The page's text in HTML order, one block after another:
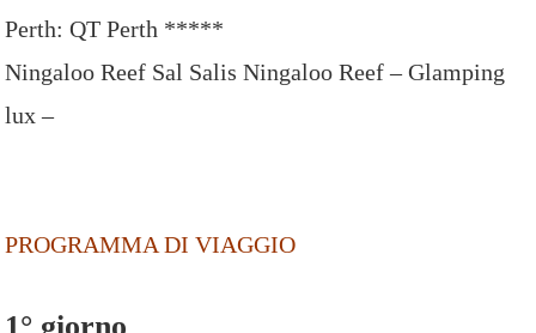
Perth: QT Perth *****
Ningaloo Reef Sal Salis Ningaloo Reef – Glamping
lux –
PROGRAMMA DI VIAGGIO